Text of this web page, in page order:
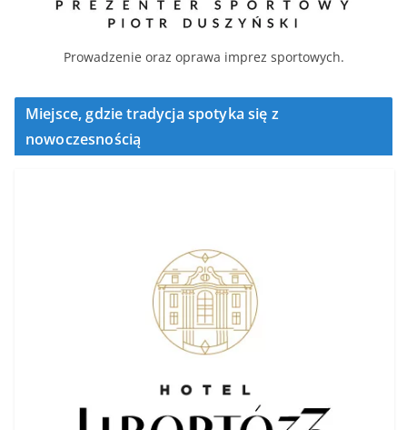
Prowadzenie oraz oprawa imprez sportowych.
Miejsce, gdzie tradycja spotyka się z
nowoczesnością